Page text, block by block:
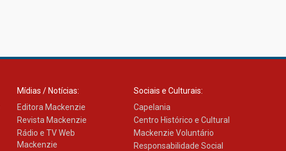
Mídias / Notícias:
Editora Mackenzie
Revista Mackenzie
Rádio e TV Web
Mackenzie
Sociais e Culturais:
Capelania
Centro Histórico e Cultural
Mackenzie Voluntário
Responsabilidade Social